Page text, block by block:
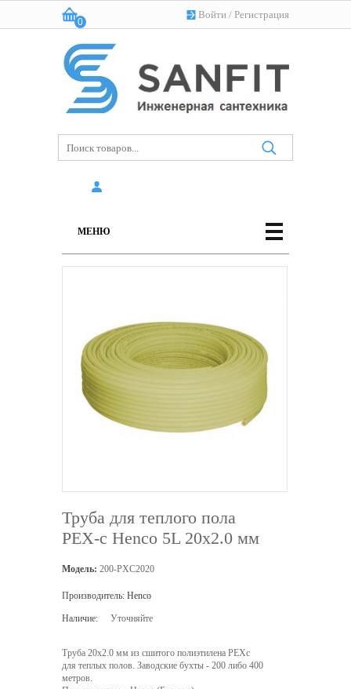
Войти / Регистрация
Корзина:
0
(пусто)
МЕНЮ
Труба для теплого пола
PEX-c Henco 5L 20х2.0 мм
Модель: 200-PXC2020
Производитель: Henco
Наличие: Уточняйте
Труба 20х2.0 мм из сшитого полиэтилена PEXc
для теплых полов. Заводские бухты - 200 либо 400
метров.